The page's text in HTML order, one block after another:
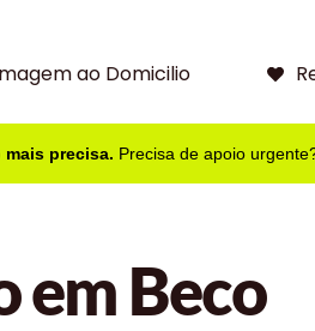
ao Domicilio
precisa. Precisa de apoio
Beco